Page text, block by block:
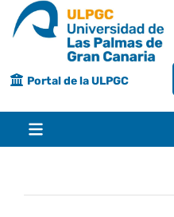
Saltar
Portal de la ULPGC
Toggle